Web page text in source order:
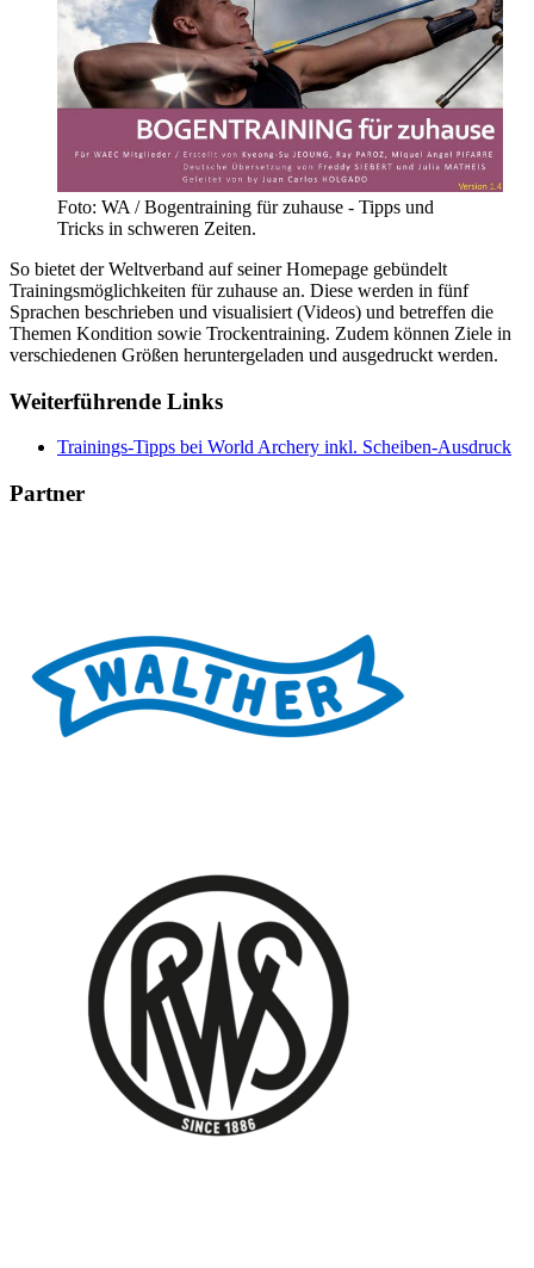
Foto: WA / Bogentraining für zuhause - Tipps und
Tricks in schweren Zeiten.
So bietet der Weltverband auf seiner Homepage gebündelt
Trainingsmöglichkeiten für zuhause an. Diese werden in fünf
Sprachen beschrieben und visualisiert (Videos) und betreffen die
Themen Kondition sowie Trockentraining. Zudem können Ziele in
verschiedenen Größen heruntergeladen und ausgedruckt werden.
Weiterführende Links
Trainings-Tipps bei World Archery inkl. Scheiben-Ausdruck
Partner